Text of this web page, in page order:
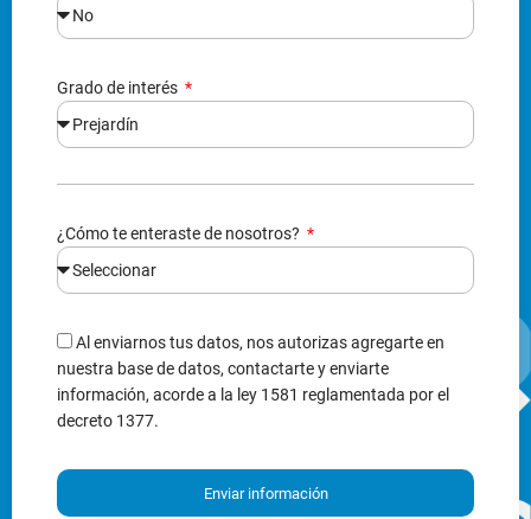
Grado de interés
¿Cómo te enteraste de nosotros?
Al enviarnos tus datos, nos autorizas agregarte en
nuestra base de datos, contactarte y enviarte
información, acorde a la ley 1581 reglamentada por el
decreto 1377.
Enviar información